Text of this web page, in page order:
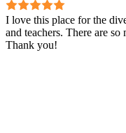
I love this place for the
and teachers. There are
Thank you!